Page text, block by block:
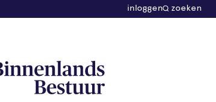
inloggen zoeken